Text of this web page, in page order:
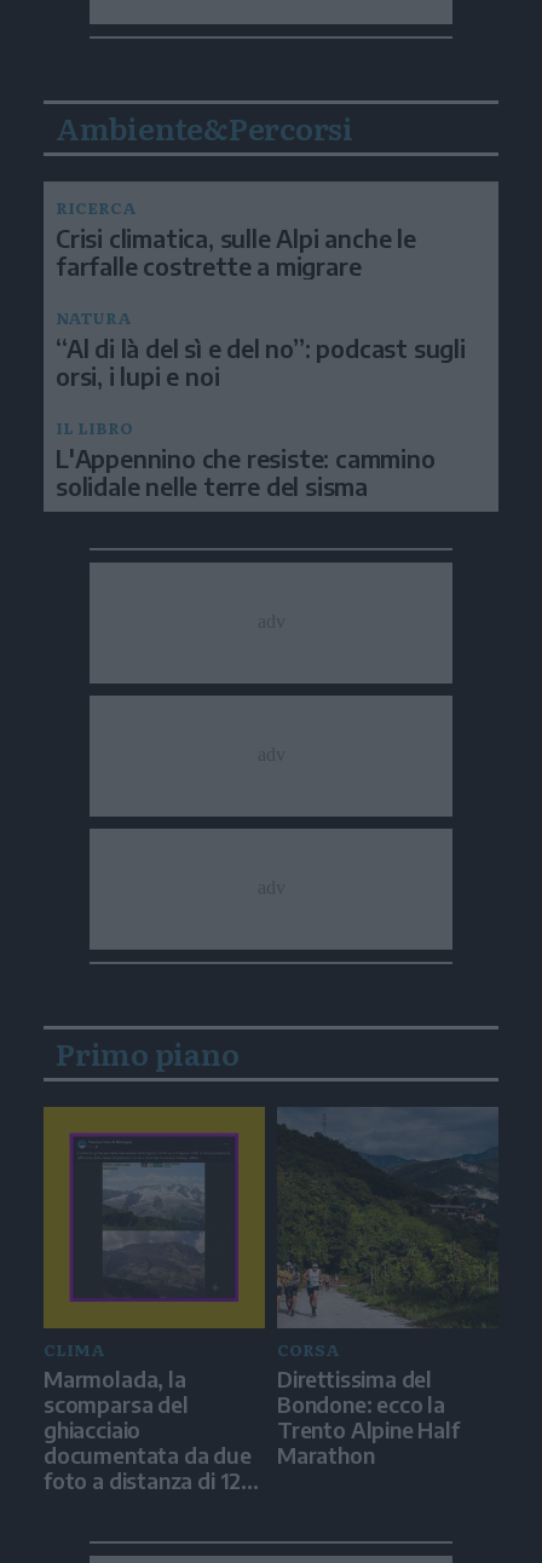
Ambiente&Percorsi
RICERCA
Crisi climatica, sulle Alpi anche le
farfalle costrette a migrare
NATURA
“Al di là del sì e del no”: podcast sugli
orsi, i lupi e noi
IL LIBRO
L'Appennino che resiste: cammino
solidale nelle terre del sisma
Primo piano
CLIMA
Marmolada, la
scomparsa del
ghiacciaio
documentata da due
foto a distanza di 12
CORSA
Direttissima del
Bondone: ecco la
Trento Alpine Half
Marathon